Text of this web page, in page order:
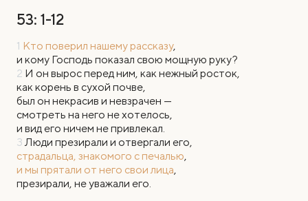
53: 1-12
1 Кто поверил нашему рассказу,
и кому Господь показал свою мощную руку?
2 И он вырос перед ним, как нежный росток,
как корень в сухой почве,
был он некрасив и невзрачен —
смотреть на него не хотелось,
и вид его ничем не привлекал.
3Люди презирали и отвергали его,
страдальца, знакомого с печалью,
и мы прятали от него свои лица,
презирали, не уважали его.